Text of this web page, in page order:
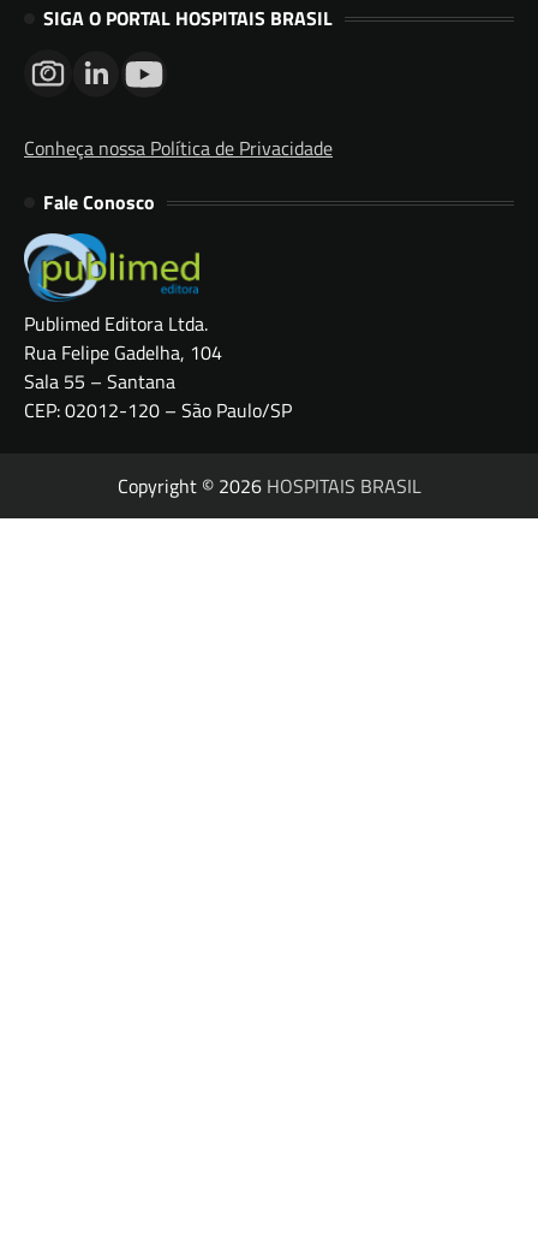
SIGA O PORTAL HOSPITAIS BRASIL
Conheça nossa Política de Privacidade
Fale Conosco
Publimed Editora Ltda.
Rua Felipe Gadelha, 104
Sala 55 – Santana
CEP: 02012-120 – São Paulo/SP
Copyright © 2026 HOSPITAIS BRASIL